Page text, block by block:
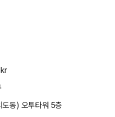
동) 오투타워 5층